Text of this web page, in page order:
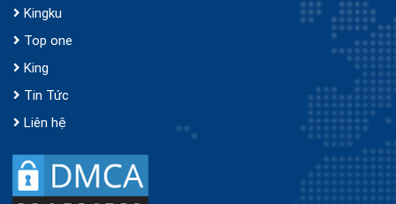
Kingku
Top one
King
Tin Tức
Liên hệ